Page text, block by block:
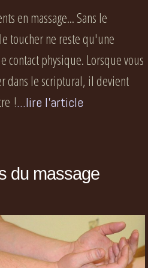
en massage... Sans le
toucher ne reste qu'une
contact physique. Lorsque vous
dans le scriptural, il devient
!...lire l'article
du massage